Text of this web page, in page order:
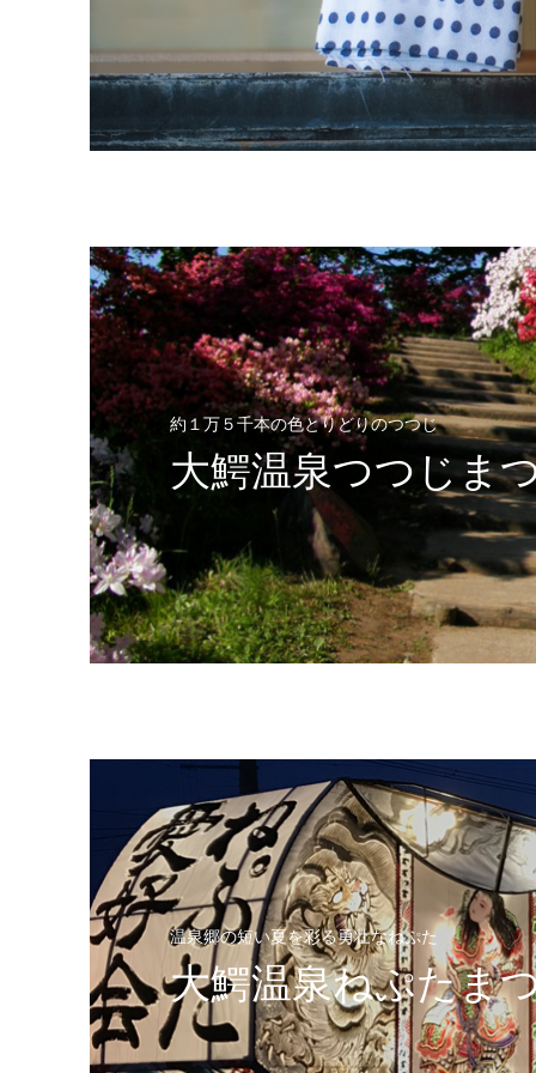
約１万５千本の色とりどりのつつじ
大鰐温泉つつじま
温泉郷の短い夏を彩る勇壮なねぷた
大鰐温泉ねぷたま